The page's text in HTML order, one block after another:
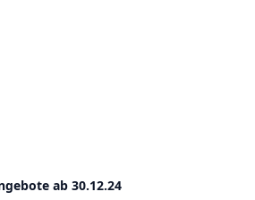
ab 30.12.24